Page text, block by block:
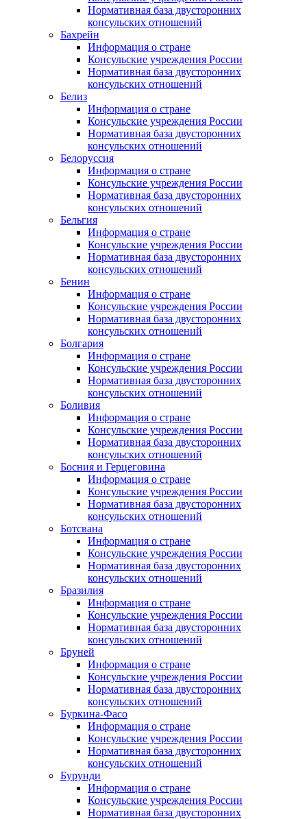
Нормативная база двусторонних
консульских отношений
Бахрейн
Информация о стране
Консульские учреждения России
Нормативная база двусторонних
консульских отношений
Белиз
Информация о стране
Консульские учреждения России
Нормативная база двусторонних
консульских отношений
Белоруссия
Информация о стране
Консульские учреждения России
Нормативная база двусторонних
консульских отношений
Бельгия
Информация о стране
Консульские учреждения России
Нормативная база двусторонних
консульских отношений
Бенин
Информация о стране
Консульские учреждения России
Нормативная база двусторонних
консульских отношений
Болгария
Информация о стране
Консульские учреждения России
Нормативная база двусторонних
консульских отношений
Боливия
Информация о стране
Консульские учреждения России
Нормативная база двусторонних
консульских отношений
Босния и Герцеговина
Информация о стране
Консульские учреждения России
Нормативная база двусторонних
консульских отношений
Ботсвана
Информация о стране
Консульские учреждения России
Нормативная база двусторонних
консульских отношений
Бразилия
Информация о стране
Консульские учреждения России
Нормативная база двусторонних
консульских отношений
Бруней
Информация о стране
Консульские учреждения России
Нормативная база двусторонних
консульских отношений
Буркина-Фасо
Информация о стране
Консульские учреждения России
Нормативная база двусторонних
консульских отношений
Бурунди
Информация о стране
Консульские учреждения России
Нормативная база двусторонних